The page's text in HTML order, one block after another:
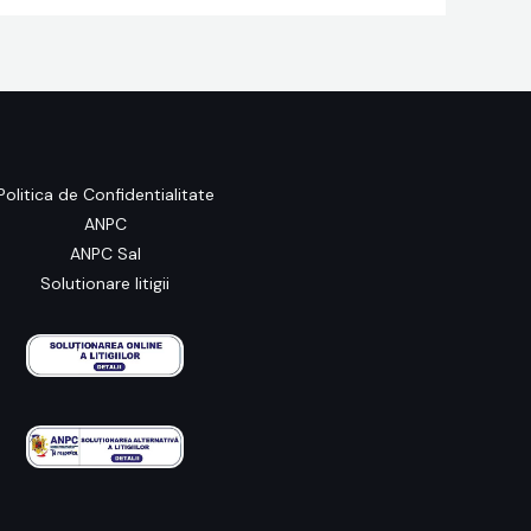
de Confidentialitate
ANPC
ANPC Sal
Solutionare litigii